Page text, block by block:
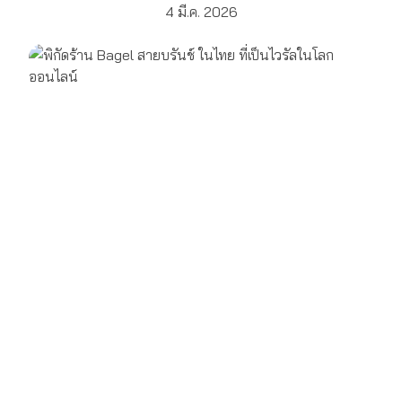
4 มี.ค. 2026